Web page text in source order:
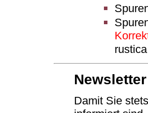
Newsletter
Damit Sie